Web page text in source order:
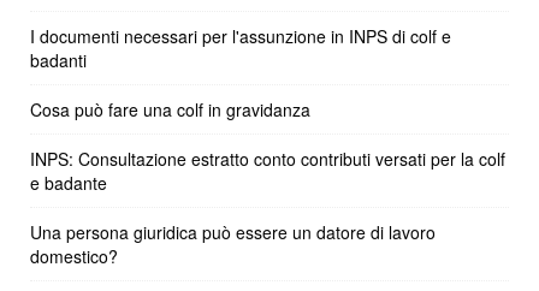
I documenti necessari per l'assunzione in INPS di colf e
badanti
Cosa può fare una colf in gravidanza
INPS: Consultazione estratto conto contributi versati per la colf
e badante
Una persona giuridica può essere un datore di lavoro
domestico?